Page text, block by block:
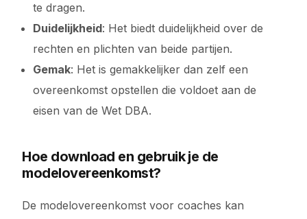
te dragen.
Duidelijkheid: Het biedt duidelijkheid over de
rechten en plichten van beide partijen.
Gemak: Het is gemakkelijker dan zelf een
overeenkomst opstellen die voldoet aan de
eisen van de Wet DBA.
Hoe download en gebruik je de
modelovereenkomst?
De modelovereenkomst voor coaches kan